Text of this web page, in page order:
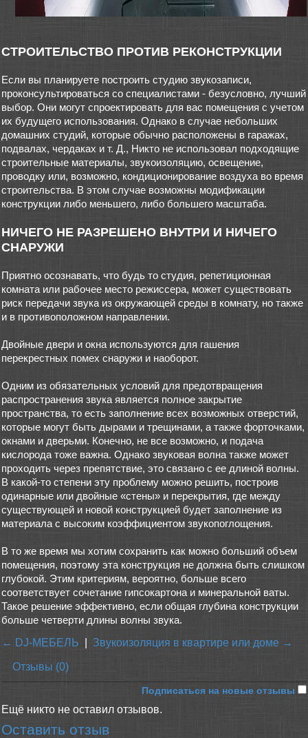
СТРОИТЕЛЬСТВО ПРОТИВ РЕКОНСТРУКЦИИ
Если вы планируете построить студию звукозаписи,
проконсультироваться со специалистами - безусловно, лучший
выбор. Они могут спроектировать для вас помещения с учетом
их будущего использования. Однако в случае небольших
домашних студий, которые обычно расположены в гаражах,
подвалах, чердаках и т. Д., Никто не использовал подходящие
строительные материалы, звукоизоляцию, освещение,
проводку или, возможно, кондиционирование воздуха во время
строительства. В этом случае возможны модификации
конструкции либо меньшего, либо большего масштаба.
НИЧЕГО НЕ РАЗРЕШЕНО ВНУТРИ И НИЧЕГО
СНАРУЖИ
Приятно осознавать, что будь то студия, репетиционная
комната или рабочее место режиссера, может существовать
риск передачи звука из окружающей среды в комнату, но также
и в противоположном направлении.
Двойные двери и окна используются для гашения
перекрестных помех снаружи и наоборот.
Одним из обязательных условий для предотвращения
распространения звука является полное закрытие
пространства, то есть заполнение всех возможных отверстий,
которые могут быть дырами и трещинами, а также форточками,
окнами и дверьми. Конечно, не все возможно, и подача
кислорода тоже важна. Однако звуковая волна также может
проходить через препятствие, это связано с ее длиной волны.
В какой-то степени эту проблему можно решить, построив
одинарные или двойные «стены» и перекрытия, где между
существующей и новой конструкцией будет заполнение из
материала с высоким коэффициентом звукопоглощения.
В то же время мы хотим сохранить как можно больший объем
помещения, поэтому эта конструкция не должна быть слишком
глубокой. Этим критериям, вероятно, больше всего
соответствует сочетание гипсокартона и минеральной ваты.
Такое решение эффективно, если общая глубина конструкции
больше четверти длины волны звука.
← DJ-МЕБЕЛЬ
Звукоизоляция в квартире или доме →
Отзывы (0)
Подписаться на новые отзывы
Ещё никто не оставил отзывов.
Оставить отзыв